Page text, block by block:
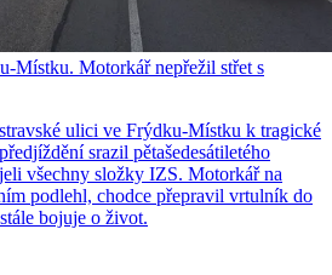
Místku. Motorkář nepřežil střet s
ulici ve Frýdku-Místku k tragické
srazil pětašedesátiletého
všechny složky IZS. Motorkář na
podlehl, chodce přepravil vrtulník do
bojuje o život.